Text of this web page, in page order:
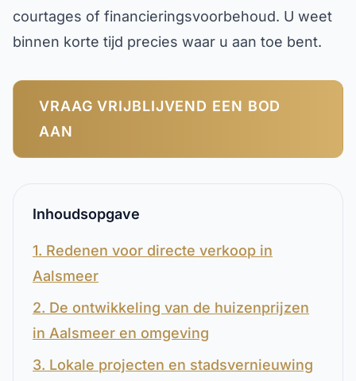
courtages of financieringsvoorbehoud. U weet
binnen korte tijd precies waar u aan toe bent.
VRAAG VRIJBLIJVEND EEN BOD
AAN
Inhoudsopgave
1. Redenen voor directe verkoop in
Aalsmeer
2. De ontwikkeling van de huizenprijzen
in Aalsmeer en omgeving
3. Lokale projecten en stadsvernieuwing